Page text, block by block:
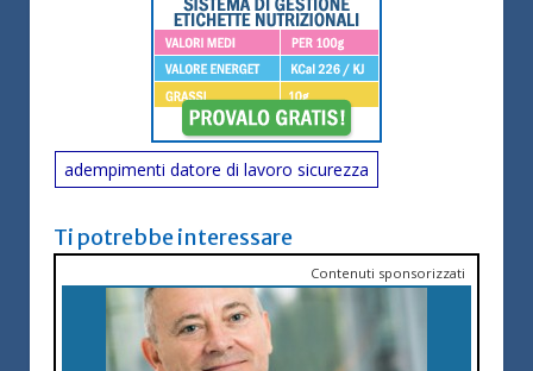
adempimenti datore di lavoro sicurezza
Ti potrebbe interessare
Contenuti sponsorizzati